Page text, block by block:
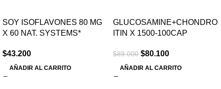
SOY ISOFLAVONES 80 MG
X 60 NAT. SYSTEMS*
$43.200
AÑADIR AL CARRITO
GLUCOSAMINE+CHONDRO
ITIN X 1500-100CAP
$89.000 $80.100
AÑADIR AL CARRITO